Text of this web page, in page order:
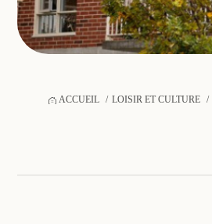
ACCUEIL LOISIR ET CULTURE